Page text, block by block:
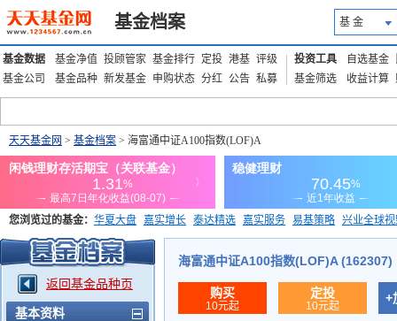
基金档案 基 金
基金数据 基金净值 投顾管家 基金排行 定投 港基 评级
基金公司
基金品种 新发基金 申购状态 分红 公告 私募
投资工具 自选基金
基金筛选
收益计算
天天基金网 > 基金档案 > 海富通中证A100指数(LOF)A
您浏览过的基金： 华夏大盘 嘉实增长 泰达精选 嘉实服务 易基策略 兴业全球
添富优势 华安宏利 上证180价值ETF
返回基金品种页
基本资料
海富通中证A100指数(LOF)A (162307)
购买
10元起
定投
10元起
+